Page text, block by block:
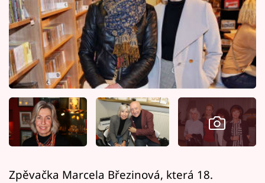
Horoskopy
Sledujte prima+
Filmový festival Karlovy Vary
Pořady
Mámy sobě
Zpěvačka Marcela Březinová, která 18.